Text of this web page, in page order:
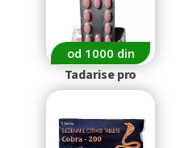
od 1000 din
Tadarise pro